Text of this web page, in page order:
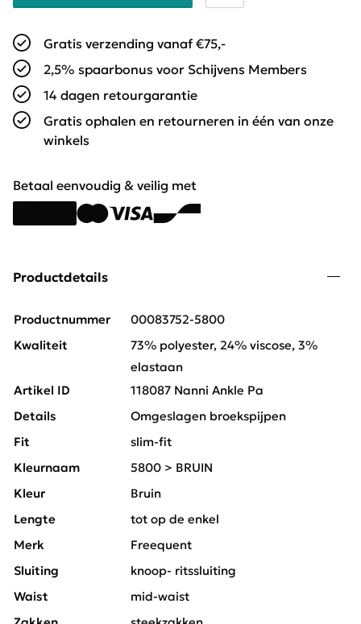
Gratis verzending vanaf €75,-
2,5% spaarbonus voor Schijvens Members
14 dagen retourgarantie
Gratis ophalen en retourneren in één van onze
winkels
Betaal eenvoudig & veilig met
Productdetails
Productnummer
00083752-5800
Kwaliteit
73% polyester, 24% viscose, 3%
elastaan
Artikel ID
118087 Nanni Ankle Pa
Details
Omgeslagen broekspijpen
Fit
slim-fit
Kleurnaam
5800 > BRUIN
Kleur
Bruin
Lengte
tot op de enkel
Merk
Freequent
Sluiting
knoop- ritssluiting
Waist
mid-waist